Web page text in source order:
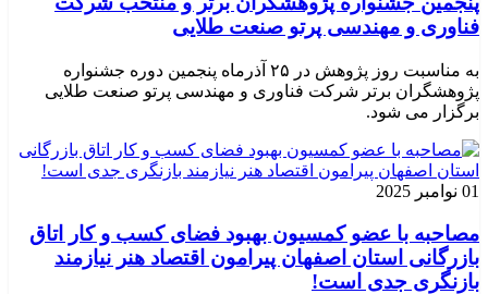
فناوری و مهندسی پرتو صنعت طلایی
به مناسبت روز پژوهش در ۲۵ آذرماه پنجمین دوره جشنواره
پژوهشگران برتر شرکت فناوری و مهندسی پرتو صنعت طلایی
برگزار می شود.
01 نوامبر 2025
مصاحبه با عضو کمسیون بهبود فضای کسب و کار اتاق
بازرگانی استان اصفهان پیرامون اقتصاد هنر نیازمند
بازنگری جدی است!